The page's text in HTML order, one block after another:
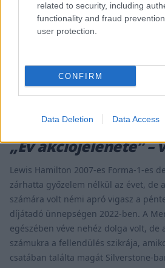
related to security, including
functionality and fraud
user protection.
CONFIRM
Data Deletion Data Access
Az FIA-nál Hamilton
„Év akciójelenete” –
Lewis Hamilton 2007-es Forma-1-es
zárhatta győzelem nélkül az évet, de
számára volt némi apró vigasz a
díjátadó ünnepségen 2022-ben. A
egészében véve nehéz dolga volt,
számukra a fellendülés szikrája,
csatában találta magát Silverstone-